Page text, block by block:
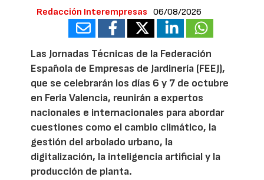
Redacción Interempresas 06/08/2026
Las Jornadas Técnicas de la Federación
Española de Empresas de Jardinería (FEEJ),
que se celebrarán los días 6 y 7 de octubre
en Feria Valencia, reunirán a expertos
nacionales e internacionales para abordar
cuestiones como el cambio climático, la
gestión del arbolado urbano, la
digitalización, la inteligencia artificial y la
producción de planta.